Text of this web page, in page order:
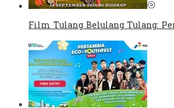
Film Tulang Belulang Tulang: